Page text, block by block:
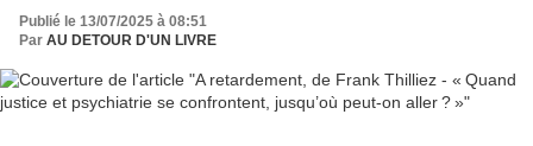
Publié le 13/07/2025 à 08:51
Par AU DETOUR D'UN LIVRE